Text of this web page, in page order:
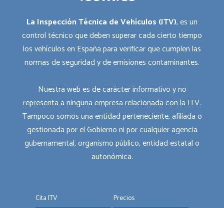
La Inspección Técnica de Vehículos (ITV), es un
control técnico que deben superar cada cierto tiempo
los vehículos en España para verificar que cumplen las
normas de seguridad y de emisiones contaminantes.
Nuestra web es de carácter informativo y no
representa a ninguna empresa relacionada con la ITV.
Tampoco somos una entidad perteneciente, afiliada o
gestionada por el Gobierno ni por cualquier agencia
gubernamental, organismo público, entidad estatal o
autonómica.
Cita ITV Precios